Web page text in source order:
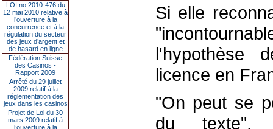
LOI no 2010-476 du
12 mai 2010 relative à
l’ouverture à la
concurrence et à la
régulation du secteur
des jeux d’argent et
de hasard en ligne
Fédération Suisse
des Casinos -
Rapport 2009
Arrêté du 29 juillet
2009 relatif à la
réglementation des
jeux dans les casinos
Projet de Loi du 30
mars 2009 relatif à
l’ouverture à la
Si elle
l'hypothèse
licence en
"On peut se
du texte",